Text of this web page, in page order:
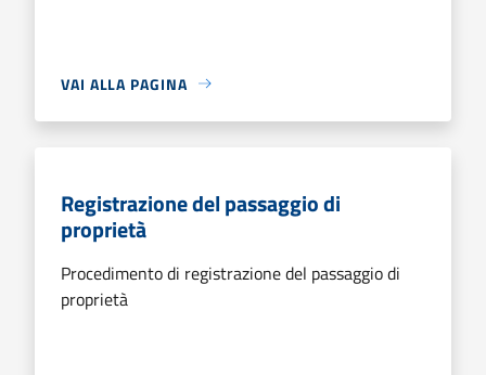
VAI ALLA PAGINA
Registrazione del passaggio di
proprietà
Procedimento di registrazione del passaggio di
proprietà